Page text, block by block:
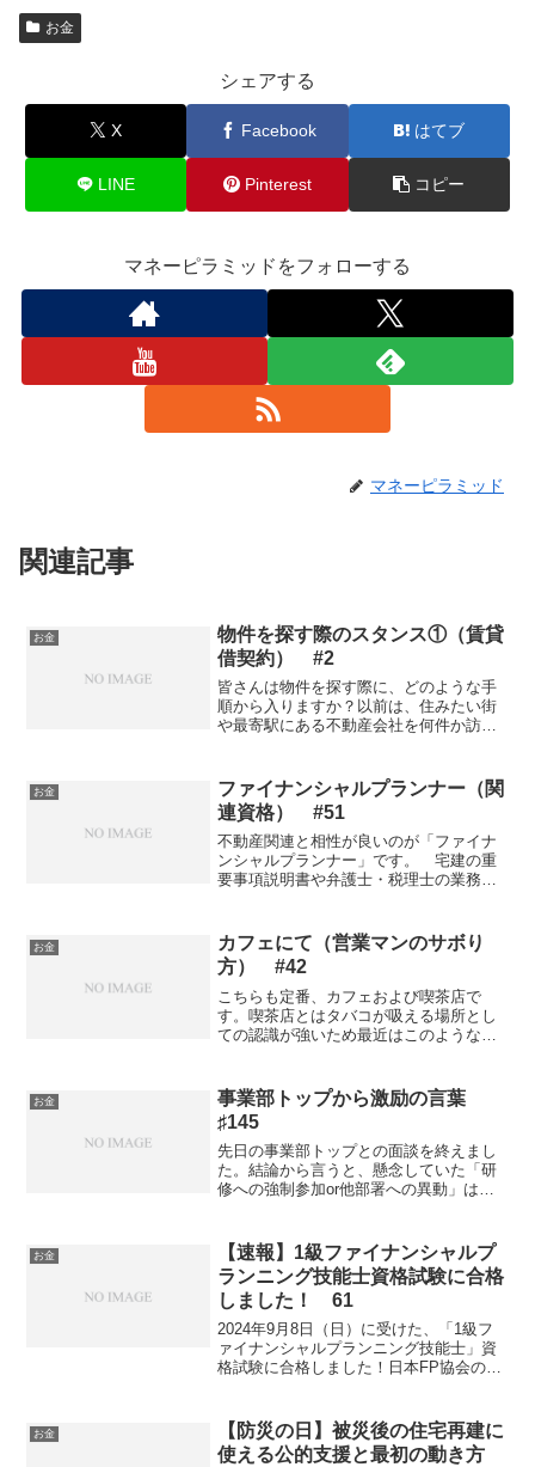
お金
シェアする
X Facebook はてブ
LINE Pinterest コピー
マネーピラミッドをフォローする
マネーピラミッド
関連記事
お金
物件を探す際のスタンス①（賃貸
借契約） #2
皆さんは物件を探す際に、どのような手
順から入りますか？以前は、住みたい街
や最寄駅にある不動産会社を何件か訪問
と、今の時代は【インターネットで検索
する】が正解です。なぜ...
お金
ファイナンシャルプランナー（関
連資格） #51
不動産関連と相性が良いのが「ファイナ
ンシャルプランナー」です。 宅建の重
要事項説明書や弁護士・税理士の業務な
と言われています。一口にファイナンシ
ャルプランナーと言っても...
お金
カフェにて（営業マンのサボり
方） #42
こちらも定番、カフェおよび喫茶店で
す。喫茶店とはタバコが吸える場所とし
ての認識が強いため最近はこのような呼
と「コメダ」が同率1位といってもいいく
らい使用頻度が高いですが...
お金
事業部トップから激励の言葉
♯145
先日の事業部トップとの面談を終えまし
た。結論から言うと、懸念していた「研
修への強制参加or他部署への異動」はど
をしていたので、どのパターンが来るの
か構えていましたが、結...
お金
【速報】1級ファイナンシャルプ
ランニング技能士資格試験に合格
しました！ 61
2024年9月8日（日）に受けた、「1級フ
ァイナンシャルプランニング技能士」資
格試験に合格しました！日本FP協会のHP
の話によるとA3の大きい証書が届くとい
うことなので...
お金
【防災の日】被災後の住宅再建に
使える公的支援と最初の動き方